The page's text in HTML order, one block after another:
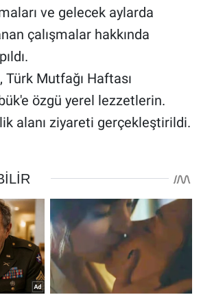
ve gelecek aylarda
çalışmalar hakkında
Türk Mutfağı Haftası
özgü yerel lezzetlerin.
alanı ziyareti gerçekleştirildi.